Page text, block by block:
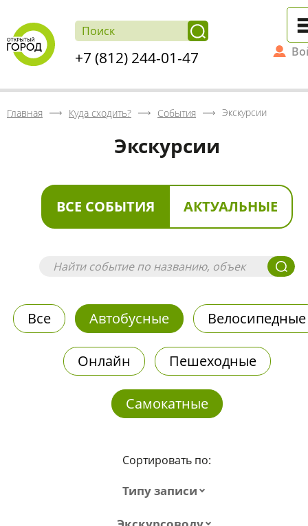
+7 (812) 244-01-47
Главная Куда сходить? События Экскурсии
Экскурсии
ВСЕ СОБЫТИЯ АКТУАЛЬНЫЕ
Все Автобусные Велосипедные
Онлайн Пешеходные
Самокатные
Сортировать по:
Типу записи